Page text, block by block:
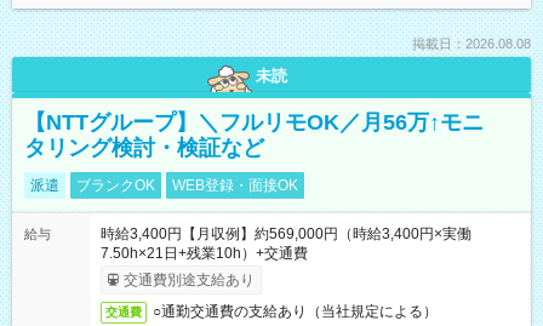
掲載日：2026.08.08
未読
【NTTグループ】＼フルリモOK／月56万↑モニ
タリング検討・検証など
派遣 ブランクOK WEB登録・面接OK
給与
時給3,400円【月収例】約569,000円（時給3,400円×実働
7.50h×21日+残業10h）+交通費
交通費別途支給あり
交通費 ○通勤交通費の支給あり（当社規定による）